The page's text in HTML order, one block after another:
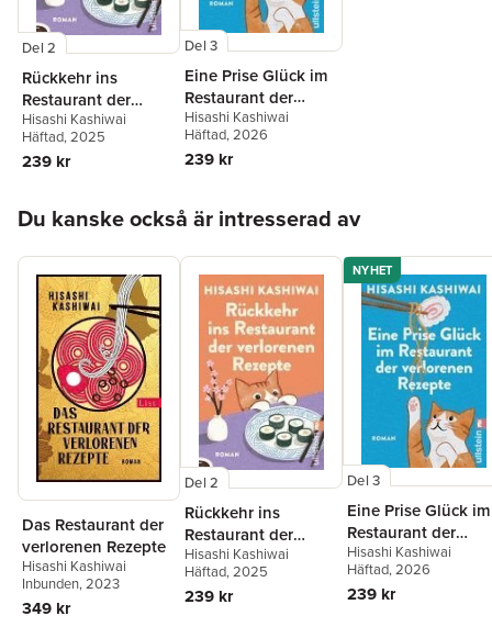
Del 2
Rückkehr ins
Restaurant der
verlorenen Rezepte
Hisashi Kashiwai
Häftad, 2025
239 kr
Del 3
Eine Prise Glück im
Restaurant der
verlorenen Rezepte
Hisashi Kashiwai
Häftad, 2026
239 kr
Du kanske också är intresserad av
Das Restaurant der
verlorenen Rezepte
Hisashi Kashiwai
Inbunden, 2023
349 kr
Del 2
Rückkehr ins
Restaurant der
verlorenen Rezepte
Hisashi Kashiwai
Häftad, 2025
239 kr
NYHET
Del 3
Eine Prise Glück im
Restaurant der
verlorenen Rezepte
Hisashi Kashiwai
Häftad, 2026
239 kr